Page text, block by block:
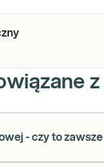
- czy to